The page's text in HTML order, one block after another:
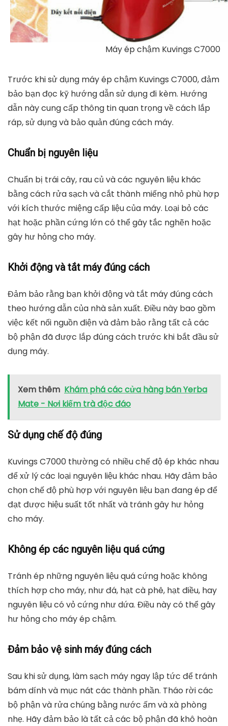
Máy ép chậm Kuvings C7000
Trước khi sử dụng máy ép chậm Kuvings C7000,đảm
bảo bạn đọc kỹ hướng dẫn sử dụng đi kèm. Hướng
dẫn này cung cấp thông tin quan trọng về cách lắp
ráp, sử dụng và bảo quản đúng cách máy.
Chuẩn bị nguyên liệu
Chuẩn bị trái cây, rau củ và các nguyên liệu khác
bằng cách rửa sạch và cắt thành miếng nhỏ phù hợp
với kích thước miệng cấp liệu của máy. Loại bỏ các
hạt hoặc phần cứng lớn có thể gây tắc nghẽn hoặc
gây hư hỏng cho máy.
Khởi động và tắt máy đúng cách
Đảm bảo rằng bạn khởi động và tắt máy đúng cách
theo hướng dẫn của nhà sản xuất. Điều này bao gồm
việc kết nối nguồn điện và đảm bảo rằng tất cả các
bộ phận đã được lắp đúng cách trước khi bắt đầu sử
dụng máy.
Xem thêm Khám phá các cửa hàng bán Yerba
Mate - Nơi kiếm trà độc đáo
Sử dụng chế độ đúng
Kuvings C7000 thường có nhiều chế độ ép khác nhau
để xử lý các loại nguyên liệu khác nhau. Hãy đảm bảo
chọn chế độ phù hợp với nguyên liệu bạn đang ép để
đạt được hiệu suất tốt nhất và tránh gây hư hỏng
cho máy.
Không ép các nguyên liệu quá cứng
Tránh ép những nguyên liệu quá cứng hoặc không
thích hợp cho máy, như đá, hạt cà phê, hạt điều, hay
nguyên liệu có vỏ cứng như dứa. Điều này có thể gây
hư hỏng cho máy ép chậm.
Đảm bảo vệ sinh máy đúng cách
Sau khi sử dụng, làm sạch máy ngay lập tức để tránh
bám dính và mục nát các thành phần. Tháo rời các
bộ phận và rửa chúng bằng nước ấm và xà phòng
nhẹ. Hãy đảm bảo là tất cả các bộ phận đã khô hoàn